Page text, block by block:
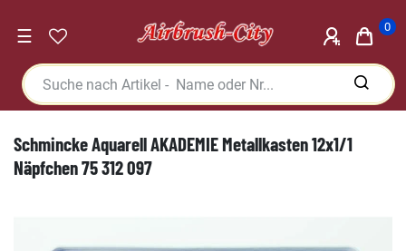
☰ 0
Schmincke Aquarell AKADEMIE Metallkasten 12x1/1
Näpfchen 75 312 097